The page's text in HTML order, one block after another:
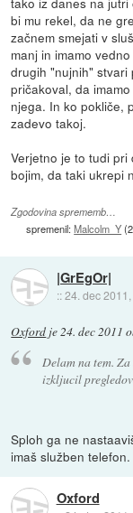
bi mu rekel, da ne
začnem smejati v
manj in imamo
drugih "nujnih" stvari
pričakoval, da
njega. In ko pokliče,
zadevo takoj.
Verjetno je to tudi
bojim, da taki ukrepi
Zgodovina sprememb…
spremenil:Malcolm_Y(
|GrEgOr|
::24. dec
Oxford je24. dec 2011
Delam na tem.
izkljucil
Sploh ga ne
imaš služben telefon.
Oxford